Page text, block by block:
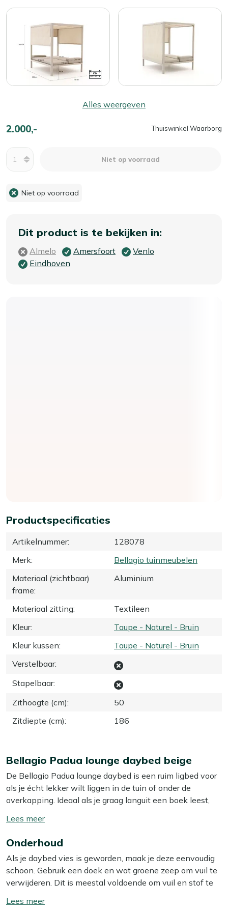
Alles weergeven
2.000,- Thuiswinkel Waarborg
Niet op voorraad
Niet op voorraad
Productspecificaties
Artikelnummer:
128078
Merk:
Bellagio tuinmeubelen
Materiaal (zichtbaar)
frame:
Aluminium
Materiaal zitting:
Textileen
Kleur:
Taupe - Naturel - Bruin
Kleur kussen:
Taupe - Naturel - Bruin
Verstelbaar:
Stapelbaar:
Zithoogte (cm):
50
Zitdiepte (cm): 186
Dit product is te bekijken in:
Almelo Amersfoort
Venlo
Eindhoven
Bellagio Padua lounge daybed beige
De Bellagio Padua lounge daybed is een ruim ligbed voor
als je écht lekker wilt liggen in de tuin of onder de
overkapping. Ideaal als je graag languit een boek leest,
is stevig maar licht, dus je schuift het eenvoudig een
lichaam goed, terwijl de meegeleverde kussens zorgen
voor het comfortabele “bankgevoel”. Zo heb je eigenlijk
een loungeset en ligbed in één, maar dan zonder dat je de
hele tuin vol zet met meubels.
Toon/verberg
meer
Onderhoud
Als je daybed vies is geworden, maak je deze eenvoudig
schoon. Gebruik een doek en wat groene zeep om vuil te
verwijderen. Dit is meestal voldoende om vuil en stof te
raden we aan om je daybed minstens twee keer per jaar
Toon/verberg